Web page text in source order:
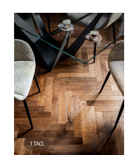
1TAG